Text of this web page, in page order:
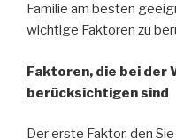
Familie am besten
wichtige Faktoren zu
Faktoren, die bei der
berücksichtigen sind
Der erste Faktor, den